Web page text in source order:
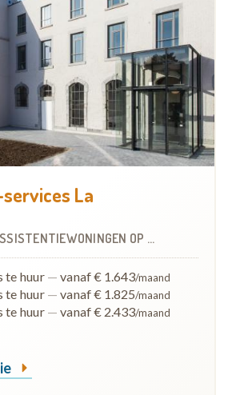
La
OP 2.3 KM
te huur — vanaf € 1.643/maand
te huur — vanaf € 1.825/maand
te huur — vanaf € 2.433/maand